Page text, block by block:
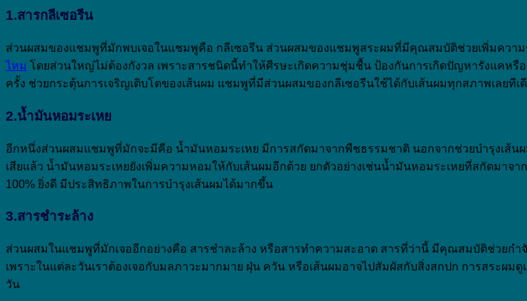
1.สารกลีเซอรีน
ส่วนผสมของแชมพูที่มักพบเจอในแชมพูคือ กลีเซอรีน ส่วนผสมของแชมพูสระผมที่มีคุณสมบัติช่วยเพิ่มควา
ไหม โดยส่วนใหญ่ไม่ต้องกังวล เพราะสารชนิดนี้ทำให้ศีรษะเกิดความชุ่มชื้น ป้องกันการเกิดปัญหารังแคห
ครั้ง ช่วยกระตุ้นการเจริญเติบโตของเส้นผม แชมพูที่มีส่วนผสมของกลีเซอรีนใช้ได้กับเส้นผมทุกสภาพเลยทีเ
2.น้ำมันหอมระเหย
อีกหนึ่งส่วนผสมแชมพูที่มักจะมีคือ น้ำมันหอมระเหย มีการสกัดมาจากพืชธรรมชาติ นอกจากช่วยบำรุงเส้
เสียแล้ว น้ำมันหอมระเหยยังเพิ่มความหอมให้กับเส้นผมอีกด้วย ยกตัวอย่างเช่นน้ำมันหอมระเหยที่สกัดมาจ
100% ยิ่งดี มีประสิทธิภาพในการบำรุงเส้นผมได้มากขึ้น
3.สารชำระล้าง
ส่วนผสมในแชมพูที่มักเจออีกอย่างคือ สารชำละล้าง หรือสารทำความสะอาด สารที่ว่านี้ มีคุณสมบัติช่วยก
เพราะในแต่ละวันเราต้องเจอกับมลภาวะมากมาย ฝุ่น ควัน หรือเส้นผมอาจไปสัมผัสกับสิ่งสกปก การสระผ
วัน